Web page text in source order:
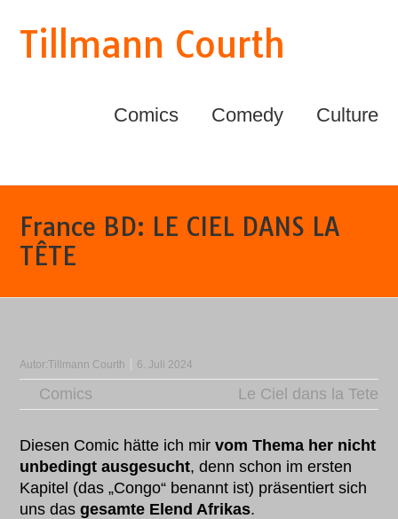
Tillmann Courth
Comics Comedy Culture
France BD: LE CIEL DANS LA
TÊTE
Autor:Tillmann Courth 6. Juli 2024
Comics Le Ciel dans la Tete
Diesen Comic hätte ich mirvom Thema her nicht
unbedingt ausgesucht, denn schon im ersten
Kapitel (das „Congo“ benannt ist) präsentiert sich
uns dasgesamte Elend Afrikas.